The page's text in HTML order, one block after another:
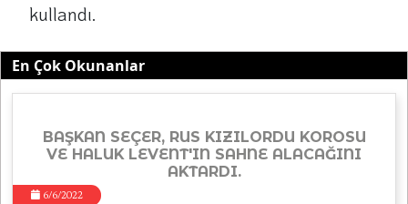
kullandı.
En Çok Okunanlar
BAŞKAN SEÇER, RUS KIZILORDU KOROSU
VE HALUK LEVENT'IN SAHNE ALACAĞINI
AKTARDI.
6/6/2022